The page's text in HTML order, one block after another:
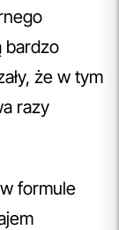
bardzo
że w tym
razy
formule